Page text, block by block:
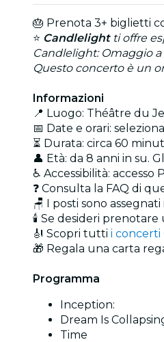
🎂 Prenota 3+ biglietti
⭐ Candlelightti offre
Candlelight: Omaggio
Questo concerto è un
Informazioni
📍 Luogo: Théâtre du
📅 Date e orari:
⏳ Durata: circa 60
👤 Età: da 8 anni in su.
♿ Accessibilità:
❓ Consulta la FAQ di
🪑 I posti sono
🕯️ Se desideri
🎻 Scopri tutti i concerti
🎁 Regala una carta
Programma
Inception:
Dream Is
Time